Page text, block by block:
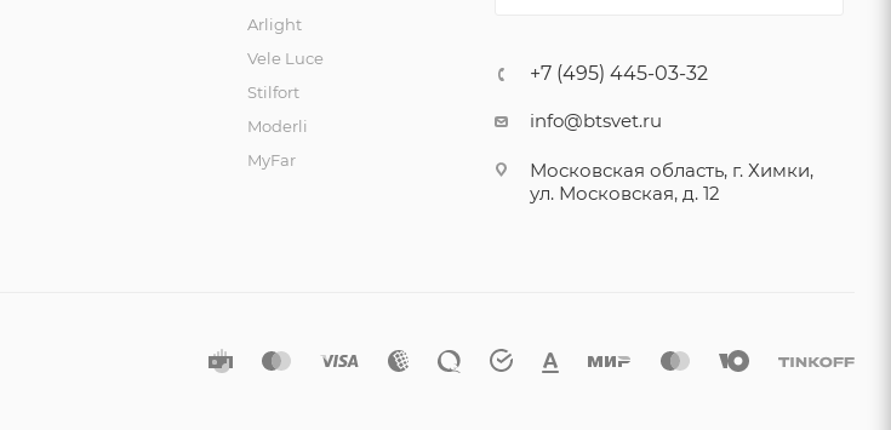
Arlight
Vele Luce
Stilfort
Moderli
MyFar
+7 (495) 445-03-32
info@btsvet.ru
Московская область, г. Химки,
ул. Московская, д. 12